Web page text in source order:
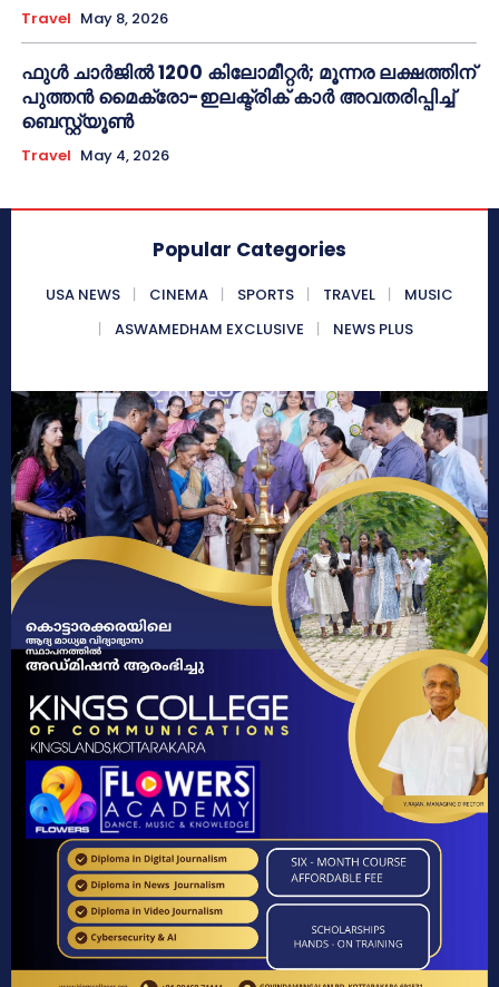
Travel May 8, 2026
ഫുൾ ചാർജിൽ 1200 കിലോമീറ്റർ; മൂന്നര ലക്ഷത്തിന്
പുത്തൻ മൈക്രോ-ഇലക്ട്രിക് കാർ അവതരിപ്പിച്ച്
ബെസ്റ്റ്യൂൺ
Travel May 4, 2026
Popular Categories
USA NEWS CINEMA SPORTS TRAVEL
MUSIC
ASWAMEDHAM EXCLUSIVE
NEWS PLUS